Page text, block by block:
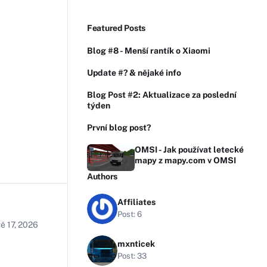
17, 2026
Featured Posts
Blog #8 - Menší rantík o Xiaomi
Update #? & nějaké info
Blog Post #2: Aktualizace za poslední
týden
První blog post?
OMSI - Jak používat letecké
mapy z mapy.com v OMSI
Authors
Affiliates
Post: 6
mxnticek
Post: 33